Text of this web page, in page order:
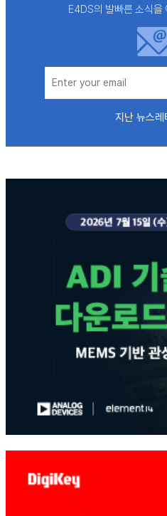
E4DS의 발빠른 소식을
지난 뉴스